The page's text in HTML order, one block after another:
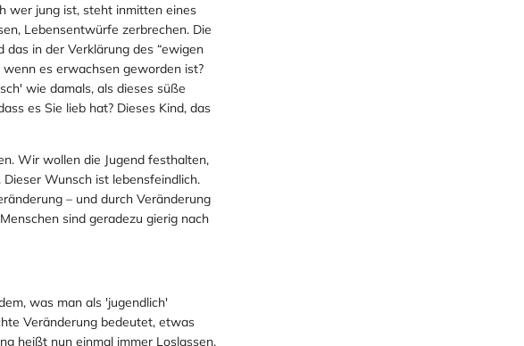
wer jung ist, steht inmitten eines
Lebensentwürfe zerbrechen. Die
in der Verklärung des “ewigen
es erwachsen geworden ist?
wie damals, als dieses süße
es Sie lieb hat? Dieses Kind, das
Wir wollen die Jugend festhalten,
Wunsch ist lebensfeindlich.
– und durch Veränderung
sind geradezu gierig nach
was man als 'jugendlich'
Veränderung bedeutet, etwas
heißt nun einmal immer Loslassen.